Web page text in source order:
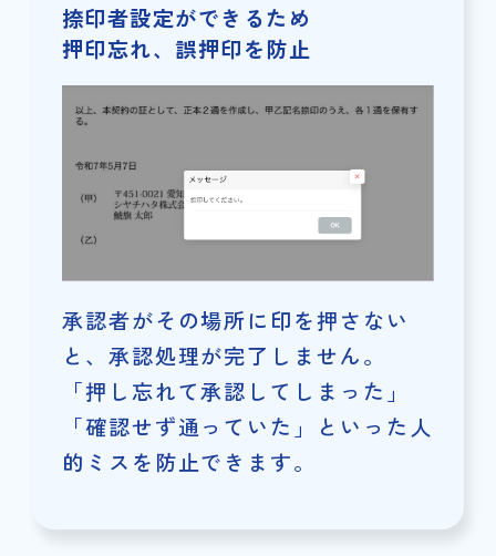
捺印者設定ができるため
押印忘れ、誤押印を防止
承認者がその場所に印を押さない
と、承認処理が完了しません。
「押し忘れて承認してしまった」
「確認せず通っていた」といった人
的ミスを防止できます。